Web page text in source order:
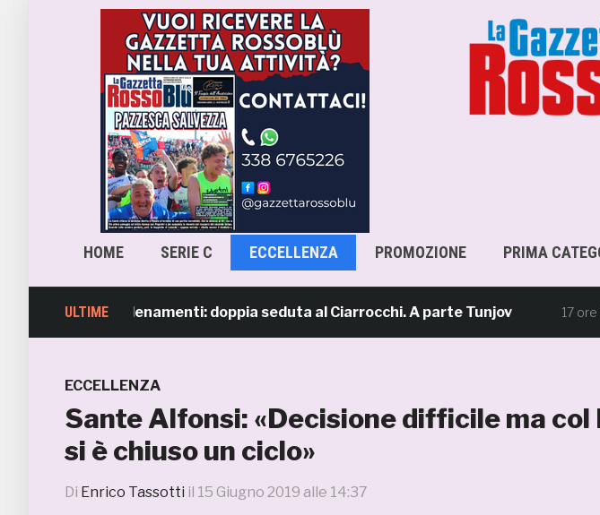
HOME SERIE C ECCELLENZA PROMOZIONE PRIMA
ULTIME
ripresi gli allenamenti: doppia seduta al Ciarrocchi. A parte Tunjov 17 ore fa La
ECCELLENZA
Sante Alfonsi: «Decisione difficile ma col
si è chiuso un ciclo»
Di Enrico Tassotti il 15 Giugno 2019 alle 14:37